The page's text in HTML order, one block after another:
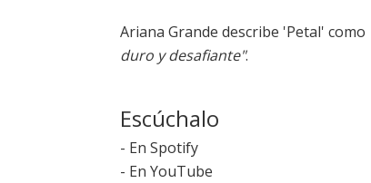
Ariana Grande describe 'Petal' como
duro y desafiante".
Escúchalo
- En Spotify
- En YouTube